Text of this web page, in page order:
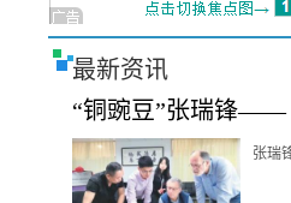
最新资讯
“铜豌豆”张瑞锋——
张瑞